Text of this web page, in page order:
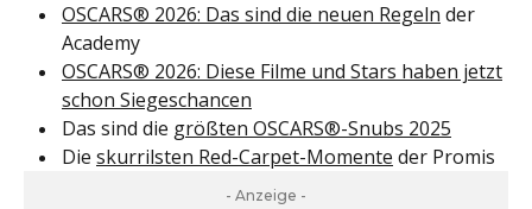
OSCARS® 2026: Das sind die neuen Regeln der
Academy
OSCARS® 2026: Diese Filme und Stars haben jetzt
schon Siegeschancen
Das sind die größten OSCARS®-Snubs 2025
Die skurrilsten Red-Carpet-Momente der Promis
- Anzeige -